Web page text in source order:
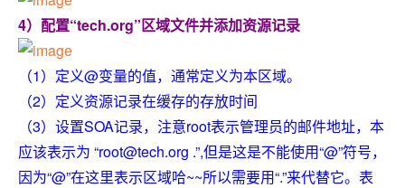
4）配置“tech.org”区域文件并添加资源记录
（1）定义@变量的值，通常定义为本区域。
（2）定义资源记录在缓存的存放时间
（3）设置SOA记录，注意root表示管理员的邮件地址，本
应该表示为 “root@tech.org .”,但是这是不能使用“@”符号，
因为“@”在这里表示区域哈~~所以需要用“.”来代替它。表